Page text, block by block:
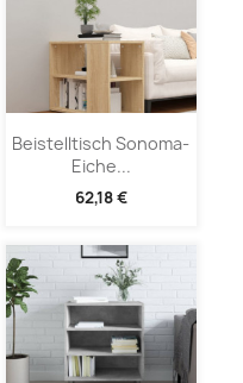
Beistelltisch Sonoma-
Eiche...
62,18 €